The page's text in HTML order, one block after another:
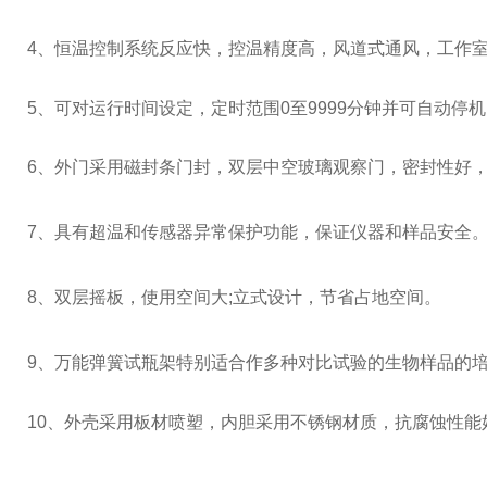
4 、恒温控制系统反应快，控温精度高，风道式通风，工作
5、可对运行时间设定，定时范围0至9999分钟并可自动停
6 、外门采用磁封条门封，双层中空玻璃观察门，密封性
7 、具有超温和传感器异常保护功能，保证仪器和样品安全
8 双层摇板，使用空间大;立式设计，节省占地空间 。
9 、万能弹簧试瓶架特别适合作多种对比试验的生物样品的
10 、外壳采用板材喷塑，内胆采用不锈钢材质，抗腐蚀性能